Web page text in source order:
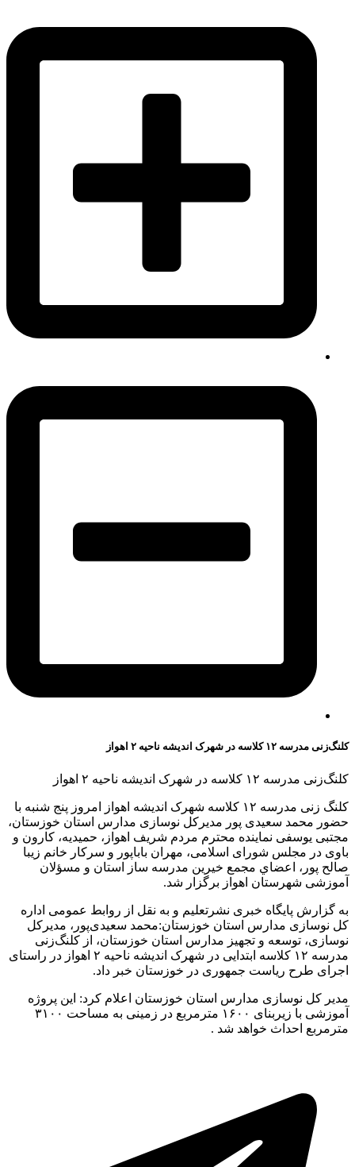
کلنگ‌زنی مدرسه ۱۲ کلاسه در شهرک اندیشه ناحیه ۲ اهواز
کلنگ‌زنی مدرسه ۱۲ کلاسه در شهرک اندیشه ناحیه ۲ اهواز
کلنگ زنی مدرسه ۱۲ کلاسه شهرک اندیشه اهواز امروز پنج شنبه با
حضور محمد سعیدی پور مدیرکل نوسازی مدارس استان خوزستان،
مجتبی یوسفی نماینده محترم مردم شریف اهواز، حمیدیه، کارون و
باوی در مجلس شورای اسلامی، مهران باباپور و سرکار خانم زیبا
صالح پور، اعضاي مجمع خیرین مدرسه ساز استان و مسؤلان
آموزشی شهرستان اهواز برگزار شد.
به گزارش پایگاه خبری نشرتعلیم و به نقل از روابط عمومی اداره
کل نوسازی مدارس استان خوزستان:محمد سعیدی‌پور، مدیرکل
نوسازی، توسعه و تجهیز مدارس استان خوزستان، از کلنگ‌زنی
مدرسه ۱۲ کلاسه ابتدایی در شهرک اندیشه ناحیه ۲ اهواز در راستای
اجرای طرح ریاست جمهوری در خوزستان خبر داد.
مدیر کل نوسازی مدارس استان خوزستان اعلام کرد: این پروژه
آموزشی با زیربنای ۱۶۰۰ مترمربع در زمینی به مساحت ۳۱۰۰
مترمربع احداث خواهد شد .